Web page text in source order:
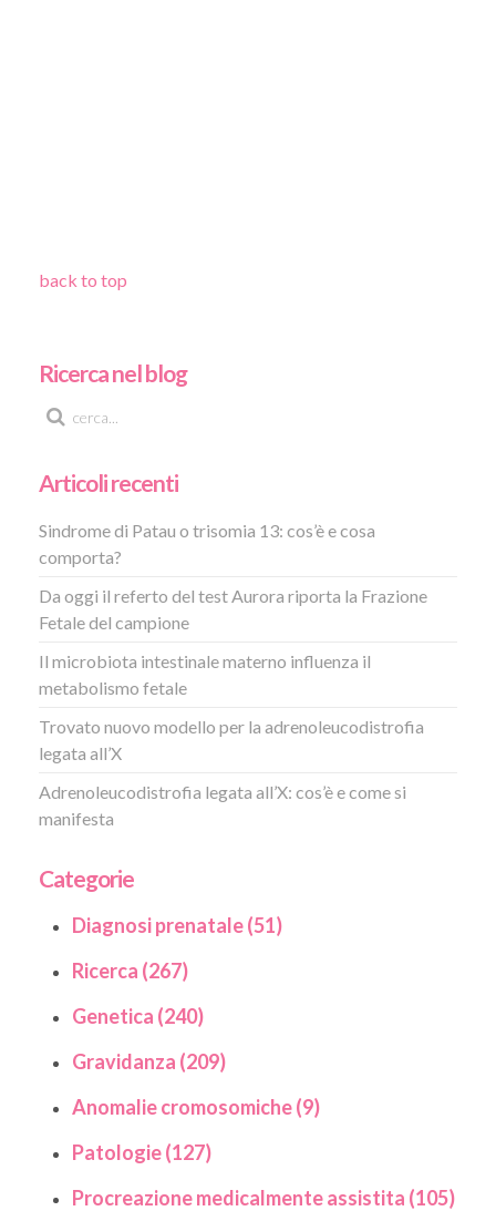
back to top
Ricerca nel blog
Articoli recenti
Sindrome di Patau o trisomia 13: cos’è e cosa
comporta?
Da oggi il referto del test Aurora riporta la Frazione
Fetale del campione
Il microbiota intestinale materno influenza il
metabolismo fetale
Trovato nuovo modello per la adrenoleucodistrofia
legata all’X
Adrenoleucodistrofia legata all’X: cos’è e come si
manifesta
Categorie
Diagnosi prenatale (51)
Ricerca (267)
Genetica (240)
Gravidanza (209)
Anomalie cromosomiche (9)
Patologie (127)
Procreazione medicalmente assistita (105)